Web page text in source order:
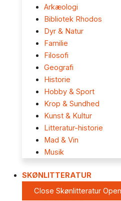
Arkæologi
Bibliotek Rhodos
Dyr & Natur
Familie
Filosofi
Geografi
Historie
Hobby & Sport
Krop & Sundhed
Kunst & Kultur
Litteratur-historie
Mad & Vin
Musik
SKØNLITTERATUR
Close Skønlitteratur